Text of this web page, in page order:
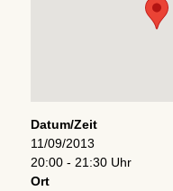
Datum/Zeit
11/09/2013
20:00 - 21:30 Uhr
Ort